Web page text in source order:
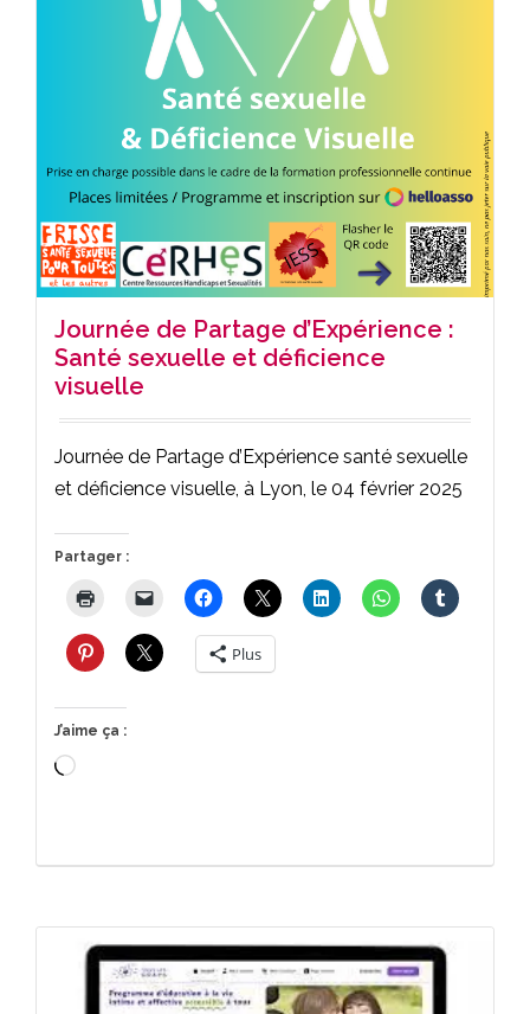
Journée de Partage d’Expérience :
Santé sexuelle et déficience
visuelle
Journée de Partage d’Expérience santé sexuelle
et déficience visuelle, à Lyon, le 04 février 2025
Partager :
Plus
J’aime ça :
Chargement…